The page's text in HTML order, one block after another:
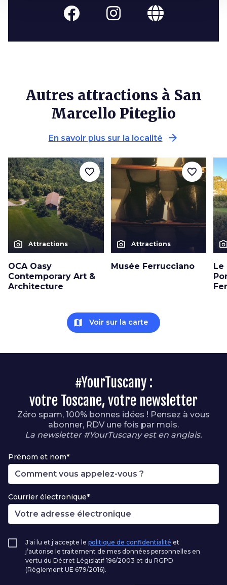
Autres attractions à San
Marcello Piteglio
En savoir plus sur la localité arrow_forward
photo_camera Attractions
OCA Oasy
Contemporary Art &
Architecture
favorite_border
photo_camera Attractions
Musée Ferrucciano
favorite_border
Le
map Voir sur la carte
#YourTuscany :
votre Toscane, votre newsletter
Zéro spam, 100% bonnes idées ! Pensez à vous
abonner, RDV une fois par mois.
La newsletter #YourTuscany est en anglais.
Prénom et nom*
Courrier électronique*
J'ai lu et j'accepte le politique de confidentialité et
j’autorise le traitement de mes données personnelles en
vertu du Décret Législatif 196/2003 et du RGPD
(Règlement UE 679/2016).